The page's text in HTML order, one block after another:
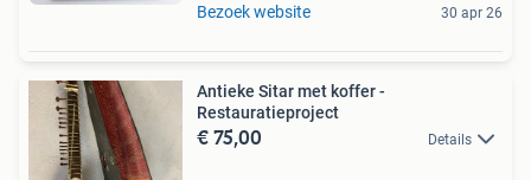
Bezoek website 30 apr 26
Antieke Sitar met koffer -
Restauratieproject
€ 75,00 Details